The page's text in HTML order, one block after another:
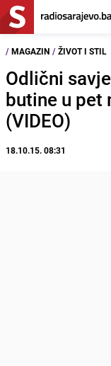
/ MAGAZIN / ŽIVOT I STIL
Odlični
butine u pet
(VIDEO)
18.10.15. 08:31